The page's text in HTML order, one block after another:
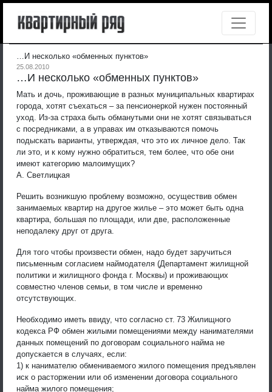
…И несколько «обменных пунктов»
25.08.2010
…И несколько «обменных пунктов»
Мать и дочь, проживающие в разных муниципальных квартирах
города, хотят съехаться – за пенсионеркой нужен постоянный
уход. Из-за страха быть обманутыми они не хотят связываться
с посредниками, а в управах им отказываются помочь
подыскать варианты, утверждая, что это их личное дело. Так
ли это, и к кому нужно обратиться, тем более, что обе они
имеют категорию малоимущих?
А. Светлицкая
Решить возникшую проблему возможно, осуществив обмен
занимаемых квартир на другое жилье – это может быть одна
квартира, большая по площади, или две, расположенные
неподалеку друг от друга.
Для того чтобы произвести обмен, надо будет заручиться
письменным согласием наймодателя (Департамент жилищной
политики и жилищного фонда г. Москвы) и проживающих
совместно членов семьи, в том числе и временно
отсутствующих.
Необходимо иметь ввиду, что согласно ст. 73 Жилищного
кодекса РФ обмен жилыми помещениями между нанимателями
данных помещений по договорам социального найма не
допускается в случаях, если:
1) к нанимателю обмениваемого жилого помещения предъявлен
иск о расторжении или об изменении договора социального
найма жилого помещения;